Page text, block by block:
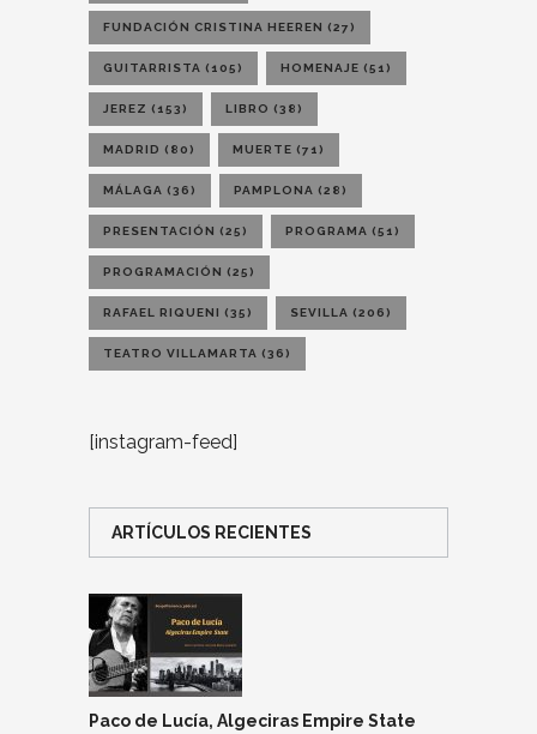
FUNDACIÓN CRISTINA HEEREN (27)
GUITARRISTA (105) HOMENAJE (51)
JEREZ (153) LIBRO (38)
MADRID (80) MUERTE (71)
MÁLAGA (36) PAMPLONA (28)
PRESENTACIÓN (25) PROGRAMA (51)
PROGRAMACIÓN (25)
RAFAEL RIQUENI (35) SEVILLA (206)
TEATRO VILLAMARTA (36)
[instagram-feed]
ARTÍCULOS RECIENTES
Paco de Lucía, Algeciras Empire State